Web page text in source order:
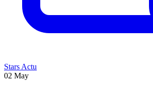
Stars Actu
02 May